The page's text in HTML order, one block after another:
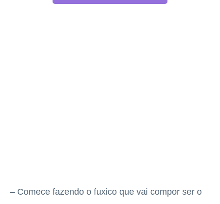
– Comece fazendo o fuxico que vai compor ser o